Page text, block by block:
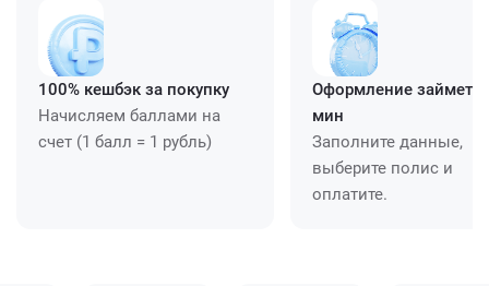
100% кешбэк за покупку
Начисляем баллами на
счет (1 балл = 1 рубль)
Оформление займет
мин
Заполните данные,
выберите полис и
оплатите.